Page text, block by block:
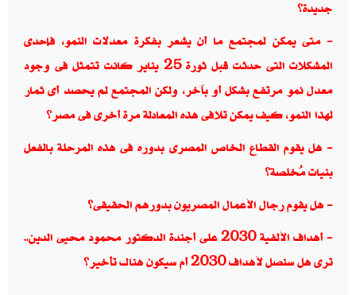
جديدة؟
-متى يمكن لمجتمع ما أن يشعر بفكرة معدلات النمو، فإحدى
المشكلات التى حدثت قبل ثورة 25 يناير كانت تتمثل فى وجود
معدل نمو مرتفع بشكل أو بآخر، ولكن المجتمع لم يحصد أى ثمار
لهذا النمو، كيف يمكن تلافى هذه المعادلة مرة أخرى فى مصر؟
-هل يقوم القطاع الخاص المصرى بدوره فى هذه المرحلة بالفعل
بنيات مُخلصة؟
- هل يقوم رجال الأعمال المصريون بدورهم الحقيقى؟
-
أهداف الألفية 2030 على أجندة الدكتور محمود محيى الدين..
ترى هل سنصل لأهداف 2030 أم سيكون هناك تأخير؟